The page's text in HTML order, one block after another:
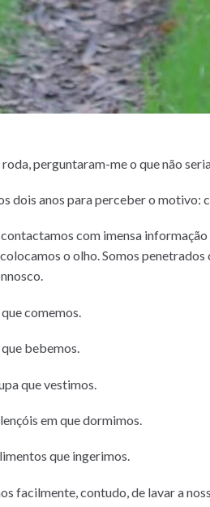
roda, perguntaram-me o que não
dois anos para perceber o
com imensa
o olho. Somos
comemos.
bebemos.
que vestimos.
em que dormimos.
que ingerimos.
facilmente, contudo, de lavar a